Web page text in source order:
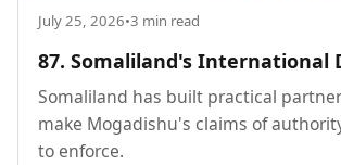
July 25, 2026•3 min read
87. Somaliland's International
Somaliland has built practical
make Mogadishu's claims of
to enforce.